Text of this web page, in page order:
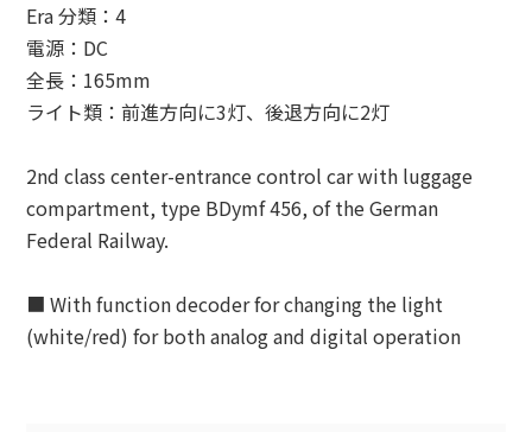
Era 分類：4
電源：DC
全長：165mm
ライト類：前進方向に3灯、後退方向に2灯
2nd class center-entrance control car with luggage
compartment, type BDymf 456, of the German
Federal Railway.
■ With function decoder for changing the light
(white/red) for both analog and digital operation